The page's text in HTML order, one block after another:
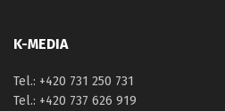
K-MEDIA
Tel.: +420 731 250 731
Tel.: +420 737 626 919